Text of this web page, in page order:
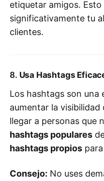
etiquetar amigos.
significativamente tu
clientes.
8. Usa Hashtags
Los hashtags son una
aumentar la
llegar a personas que
hashtags populares
hashtags propios
Consejo: No uses